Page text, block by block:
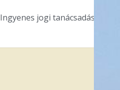
Ingyenes jogi tanácsadás